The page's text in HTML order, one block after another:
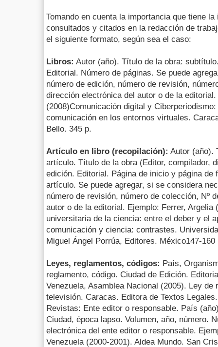
Tomando en cuenta la importancia que tiene
consultados y citados en la redacción de
el siguiente formato, según sea el caso:
Libros: Autor (año). Título de la obra:
Editorial. Número de páginas. Se puede
número de edición, número de revisión,
dirección electrónica del autor o de la
(2008)Comunicación digital y
comunicación en los entornos virtuales.
Bello. 345 p.
Artículo en libro (recopilación): Autor (año).
artículo. Título de la obra (Editor, compilador,
edición. Editorial. Página de inicio y página
artículo. Se puede agregar, si se considera
número de revisión, número de colección, Nº
autor o de la editorial. Ejemplo: Ferrer, Argelia
universitaria de la ciencia: entre el deber y el
comunicación y ciencia: contrastes.
Miguel Ángel Porrúa, Editores. México147-
Leyes, reglamentos, códigos: País,
reglamento, código. Ciudad de Edición.
Venezuela, Asamblea Nacional (2005). Ley
televisión. Caracas. Editora de Textos
Revistas: Ente editor o responsable. País
Ciudad, época lapso. Volumen, año, número.
electrónica del ente editor o responsable.
Venezuela (2000-2001). Aldea Mundo. San